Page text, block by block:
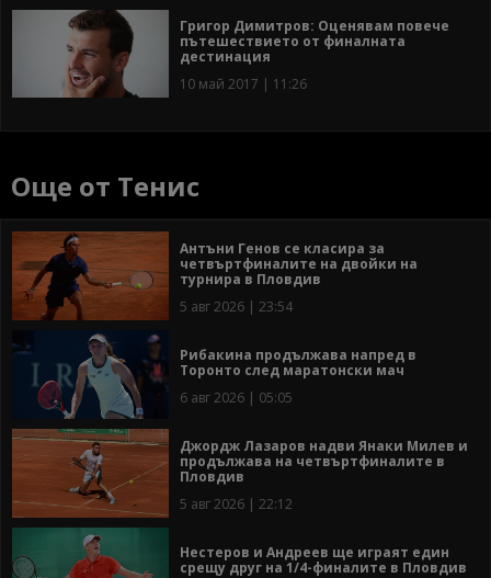
Григор Димитров: Оценявам повече
пътешествието от финалната
дестинация
10 май 2017 | 11:26
Още от Тенис
Антъни Генов се класира за
четвъртфиналите на двойки на
турнира в Пловдив
5 авг 2026 | 23:54
Рибакина продължава напред в
Торонто след маратонски мач
6 авг 2026 | 05:05
Джордж Лазаров надви Янаки Милев и
продължава на четвъртфиналите в
Пловдив
5 авг 2026 | 22:12
Нестеров и Андреев ще играят един
срещу друг на 1/4-финалите в Пловдив